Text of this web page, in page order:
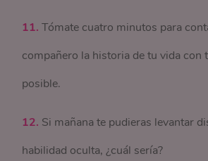
11.Tómate cuatro minutos para
compañero la historia de tu vida con
posible.
12. Si mañana te pudieras levantar
habilidad oculta, ¿cuál sería?